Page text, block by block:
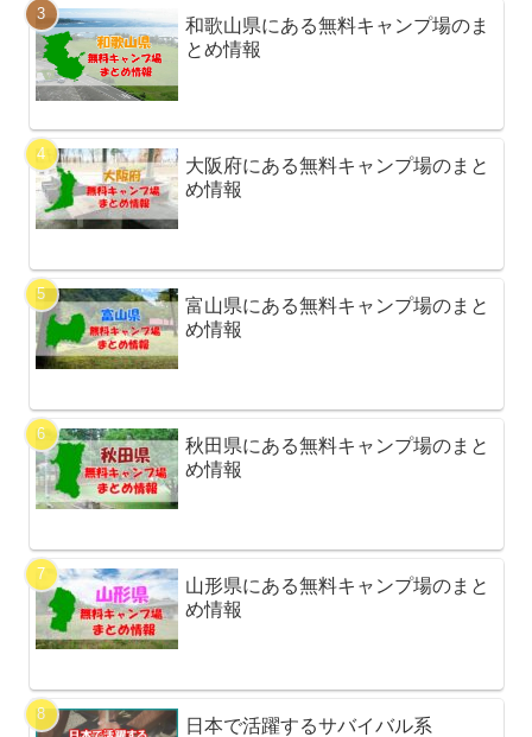
和歌山県にある無料キャンプ場のま
とめ情報
大阪府にある無料キャンプ場のまと
め情報
富山県にある無料キャンプ場のまと
め情報
秋田県にある無料キャンプ場のまと
め情報
山形県にある無料キャンプ場のまと
め情報
日本で活躍するサバイバル系